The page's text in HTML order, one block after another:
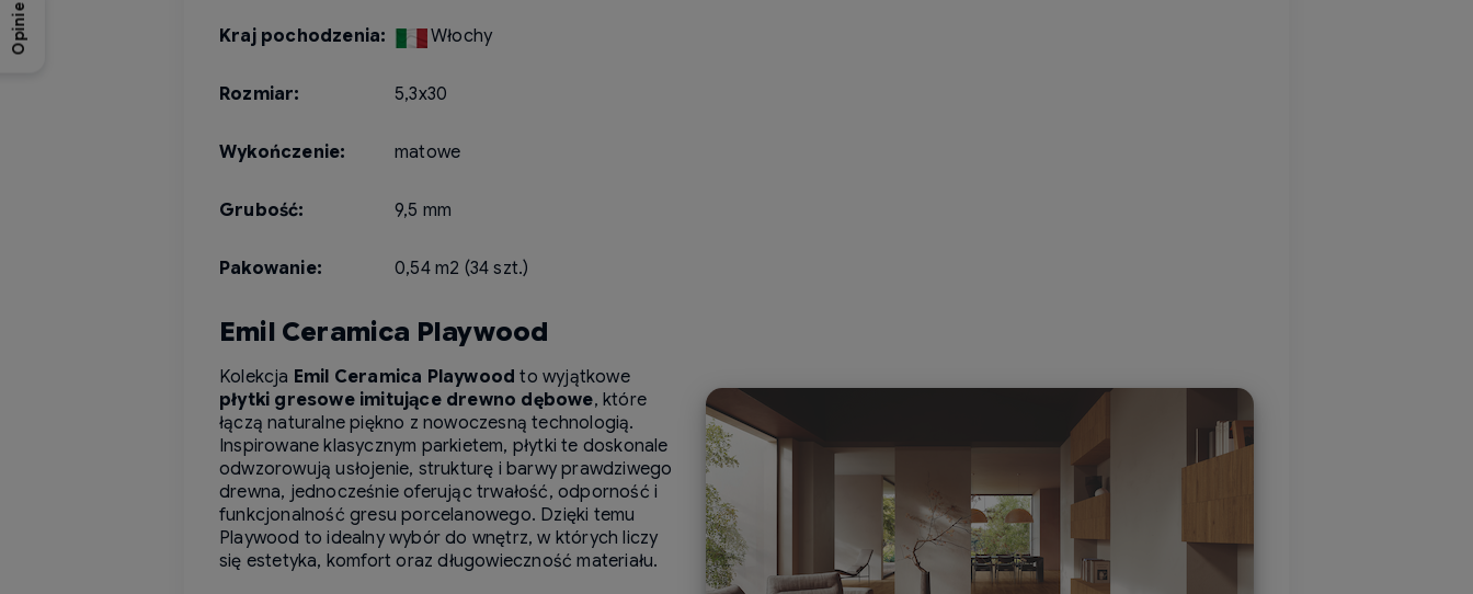
Kraj pochodzenia: Włochy
Rozmiar: 5,3x30
Wykończenie: matowe
Grubość: 9,5 mm
Pakowanie: 0,54 m2 (34 szt.)
Emil Ceramica Playwood
Kolekcja Emil Ceramica Playwood to wyjątkowe
płytki gresowe imitujące drewno dębowe, które
łączą naturalne piękno z nowoczesną technologią.
Inspirowane klasycznym parkietem, płytki te doskonale
odwzorowują usłojenie, strukturę i barwy prawdziwego
drewna, jednocześnie oferując trwałość, odporność i
funkcjonalność gresu porcelanowego. Dzięki temu
Playwood to idealny wybór do wnętrz, w których liczy
się estetyka, komfort oraz długowieczność materiału.
Opinie